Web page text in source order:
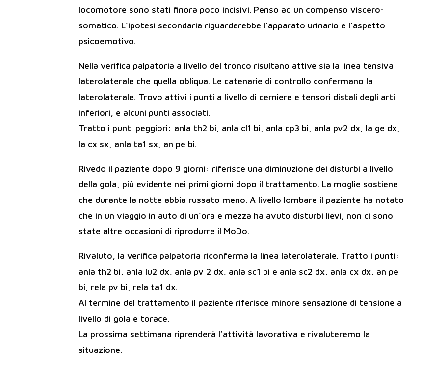
locomotore sono stati finora poco incisivi. Penso ad un compenso viscero-
somatico. L’ipotesi secondaria riguarderebbe l’apparato urinario e l’aspetto
psicoemotivo.
Nella verifica palpatoria a livello del tronco risultano attive sia la linea tensiva
laterolaterale che quella obliqua. Le catenarie di controllo confermano la
laterolaterale. Trovo attivi i punti a livello di cerniere e tensori distali degli arti
inferiori, e alcuni punti associati.
Tratto i punti peggiori: anla th2 bi, anla cl1 bi, anla cp3 bi, anla pv2 dx, la ge dx,
la cx sx, anla ta1 sx, an pe bi.
Rivedo il paziente dopo 9 giorni: riferisce una diminuzione dei disturbi a livello
della gola, più evidente nei primi giorni dopo il trattamento. La moglie sostiene
che durante la notte abbia russato meno. A livello lombare il paziente ha notato
che in un viaggio in auto di un’ora e mezza ha avuto disturbi lievi; non ci sono
state altre occasioni di riprodurre il MoDo.
Rivaluto, la verifica palpatoria riconferma la linea laterolaterale. Tratto i punti:
anla th2 bi, anla lu2 dx, anla pv 2 dx, anla sc1 bi e anla sc2 dx, anla cx dx, an pe
bi, rela pv bi, rela ta1 dx.
Al termine del trattamento il paziente riferisce minore sensazione di tensione a
livello di gola e torace.
La prossima settimana riprenderà l’attività lavorativa e rivaluteremo la
situazione.